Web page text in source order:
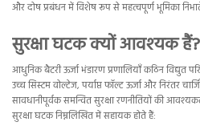
और दोष प्रबंधन में विशेष रूप से महत्वपूर्ण भूमिका
सुरक्षा घटक क्यों आवश्यक हैं?
आधुनिक बैटरी ऊर्जा भंडारण प्रणालियाँ कठिन विद्युत
उच्च सिस्टम वोल्टेज, पर्याप्त फॉल्ट ऊर्जा और निरंतर
सावधानीपूर्वक समन्वित सुरक्षा रणनीतियों की
सुरक्षा घटक निम्नलिखित में सहायक होते हैं: